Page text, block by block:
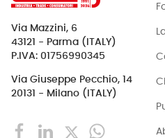
Via Mazzini, 6
43121 - Parma (ITALY)
P.IVA: 01756990345
Via Giuseppe Pecchio, 14
20131 - Milano (ITALY)